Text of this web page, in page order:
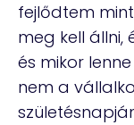
fejlődtem
meg kell állni,
és mikor
nem a